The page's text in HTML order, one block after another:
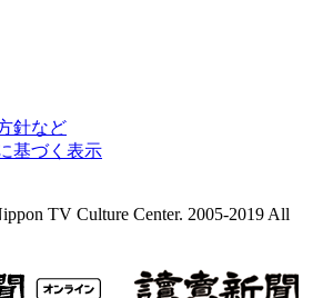
針など
基づく表示
TV Culture Center. 2005-2019 All